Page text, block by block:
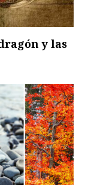
y las